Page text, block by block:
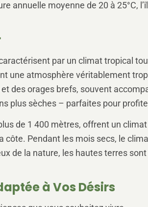
annuelle moyenne de 20 à 25°C,
par un climat tropical
une atmosphère véritablement
des orages brefs, souvent
plus sèches – parfaites pour
de 1 400 mètres, offrent un
Pendant les mois secs, le
de la nature, les hautes terres
à Vos Désirs